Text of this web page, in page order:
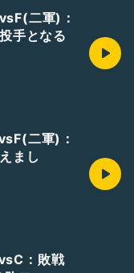
二軍)：
手となる
二軍)：
まし
：敗戦